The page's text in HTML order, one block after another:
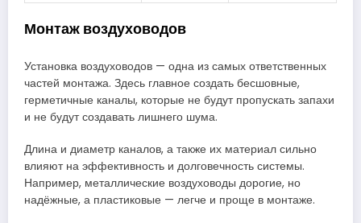
Монтаж воздуховодов
Установка воздуховодов — одна из самых ответственных
частей монтажа. Здесь главное создать бесшовные,
герметичные каналы, которые не будут пропускать запахи
и не будут создавать лишнего шума.
Длина и диаметр каналов, а также их материал сильно
влияют на эффективность и долговечность системы.
Например, металлические воздуховоды дорогие, но
надёжные, а пластиковые — легче и проще в монтаже.